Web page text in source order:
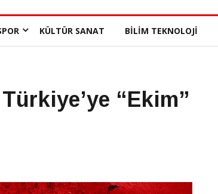
KÜLTÜR SANAT BILIM TEKNOLOJI
“Ekim”